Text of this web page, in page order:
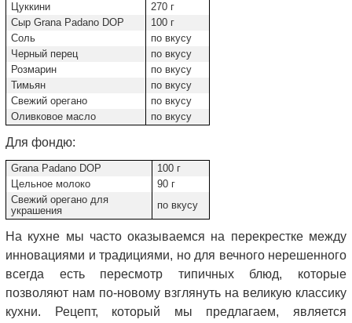
Цуккини
270 г
Сыр Grana Padano DOP
100 г
Соль
по вкусу
Черный перец
по вкусу
Розмарин
по вкусу
Тимьян
по вкусу
Свежий орегано
по вкусу
Оливковое масло
по вкусу
Для фондю:
Grana Padano DOP
100 г
Цельное молоко
90 г
Свежий орегано для
украшения
по вкусу
На кухне мы часто оказываемся на перекрестке между
инновациями и традициями, но для вечного нерешенного
всегда есть пересмотр типичных блюд, которые
позволяют нам по-новому взглянуть на великую классику
кухни. Рецепт, который мы предлагаем, является